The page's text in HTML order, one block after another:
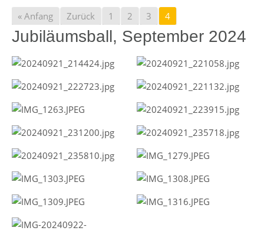
« Anfang Zurück 1 2 3 4
Jubiläumsball, September 2024